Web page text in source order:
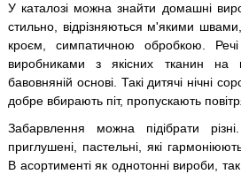
У каталозі можна знайти домашні
стильно, відрізняються м'якими
кроєм, симпатичною обробкою.
виробниками з якісних тканин на
бавовняній основі. Такі дитячі нічні
добре вбирають піт, пропускають
Забарвлення можна підібрати
приглушені, пастельні, які
В асортименті як однотонні вироби,